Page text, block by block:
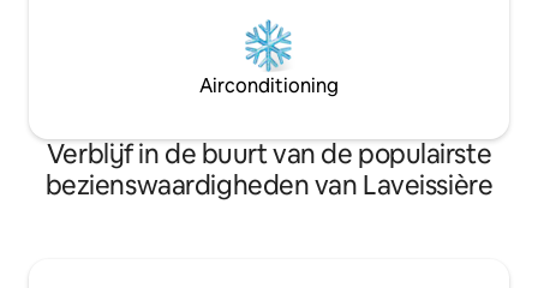
Airconditioning
Verblijf in de buurt van de populairste
bezienswaardigheden van Laveissière